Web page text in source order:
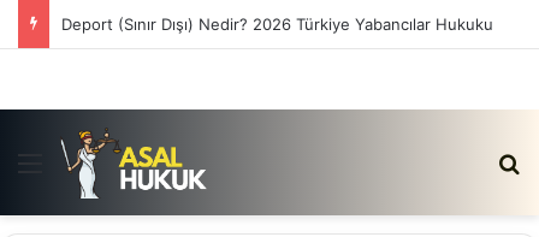
Deport (Sınır Dışı) Nedir? 2026 Türkiye Yabancılar Hukuku
Menü